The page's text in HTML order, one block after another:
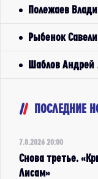
Полежаев
Рыбенок
Шаблов Андрей
ПОСЛЕДНИЕ
7.8.2026 20:00
Снова третье.
Лисам»